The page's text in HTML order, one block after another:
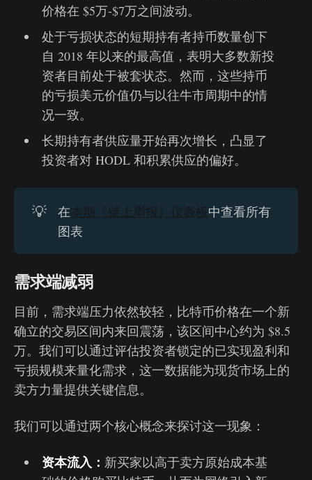
价格在 $5万-$7万之间波动。
处于亏损状态的短期持有者持币数量创下
自 2018 年以来的最高值，表明大多数新投
资者目前处于被套状态。然而，这些持币
的亏损美元价值仍与以往牛市周期中的情
况一致。
长期持有者供应量开始再次增长，凸显了
投资者对 HODL 和积累供应的偏好。
💡 在本期《链上周报》仪表板中查看所有
图表
需求端减弱
目前，需求端压力依然较轻，比特币价格在一个新
确立的交易区间内来回震荡，该区间中心约为 $8.5
万。我们可以通过评估投资者锁定的已实现盈利和
亏损规模来量化需求，这一数据能为现货市场上的
卖方力量提供关键信息。
我们可以通过两个核心概念来探讨这一现象：
资本流入： 新买家以高于卖方原始成本基